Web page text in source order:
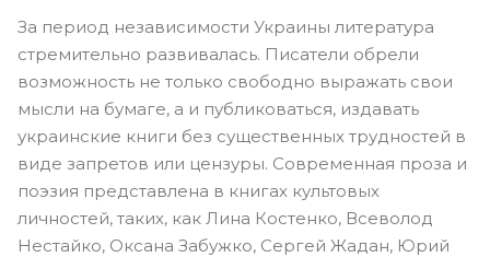
За период независимости Украины литература
стремительно развивалась. Писатели обрели
возможность не только свободно выражать свои
мысли на бумаге, а и публиковаться, издавать
украинские книги без существенных трудностей в
виде запретов или цензуры. Современная проза и
поэзия представлена в книгах культовых
личностей, таких, как Лина Костенко, Всеволод
Нестайко, Оксана Забужко, Сергей Жадан, Юрий